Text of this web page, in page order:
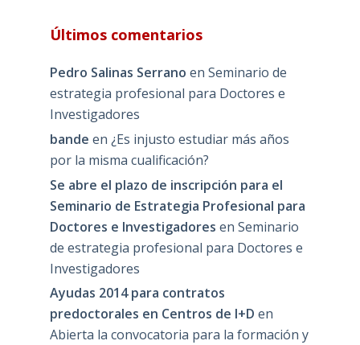
Últimos comentarios
Pedro Salinas Serrano en Seminario de
estrategia profesional para Doctores e
Investigadores
bande en ¿Es injusto estudiar más años
por la misma cualificación?
Se abre el plazo de inscripción para el
Seminario de Estrategia Profesional para
Doctores e Investigadores en Seminario
de estrategia profesional para Doctores e
Investigadores
Ayudas 2014 para contratos
predoctorales en Centros de I+D en
Abierta la convocatoria para la formación y